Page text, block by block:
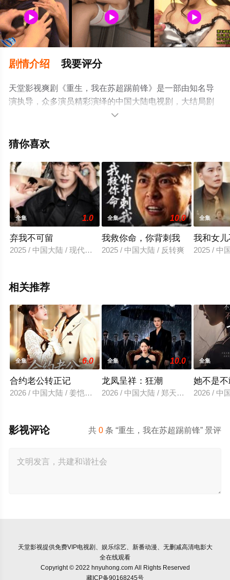
剧情介绍 我要评分
天堂影视爽剧《重生，我在苏超踢前锋》是一部由知名导
演执导，众多演员精彩演绎的中国大陆电视剧，大结局剧
情已揭晓（全集），手机免费观看高清未删减完整版电视
剧、电视猫或剧情网等平台了解。

猜你喜欢
全集 1.0
弃我不可留
2025 / 中国大陆 / 现代都市
全集 10.0
我救你命，你背刺我
2025 / 中国大陆 / 反转爽
全集
我和女
2025 / 中
相关推荐
全集 6.0
合约老公转正记
2026 / 中国大陆 / 姜恺琳＆王厂
全集 10.0
龙凤呈祥：狂潮
2026 / 中国大陆 / 郑天龙＆汪心宇
全集
她不是
2026 / 中
共0 条 “重生，我在苏超踢前锋” 景评
影视评论
天堂影视提供免费VIP电视剧、娱乐综艺、新番动漫、无删减高清电影大
全在线观看
Copyright © 2022 hnyuhong.com All Rights Reserved
藏ICP备90168245号